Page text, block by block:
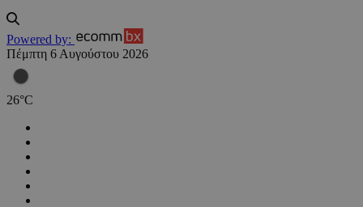
Powered by:
Πέμπτη 6 Αυγούστου 2026
26°C